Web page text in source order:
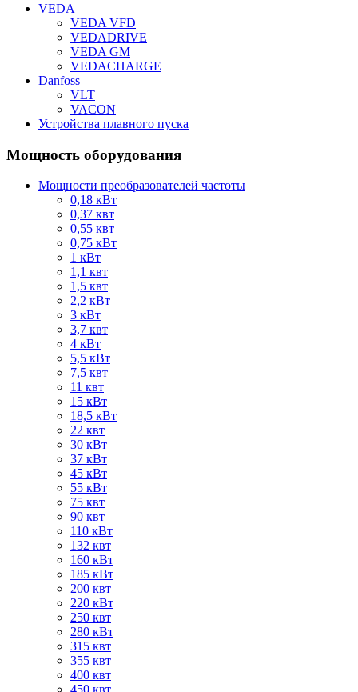
VEDA
VEDA VFD
VEDADRIVE
VEDA GM
VEDACHARGE
Danfoss
VLT
VACON
Устройства плавного пуска
Мощность оборудования
Мощности преобразователей частоты
0,18 кВт
0,37 квт
0,55 квт
0,75 кВт
1 кВт
1,1 квт
1,5 квт
2,2 кВт
3 кВт
3,7 квт
4 кВт
5,5 кВт
7,5 квт
11 квт
15 кВт
18,5 кВт
22 квт
30 кВт
37 кВт
45 кВт
55 кВт
75 квт
90 квт
110 кВт
132 квт
160 кВт
185 кВт
200 квт
220 кВт
250 квт
280 кВт
315 квт
355 квт
400 квт